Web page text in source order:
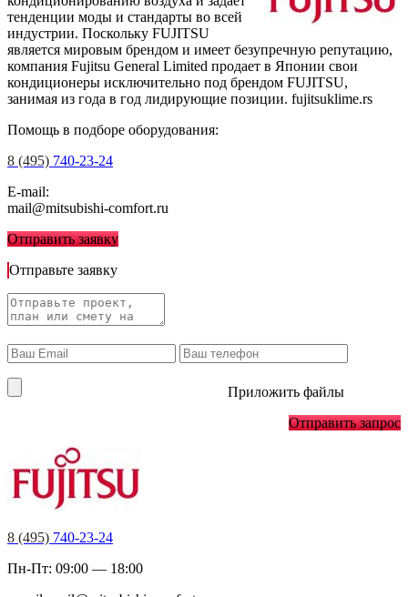
тенденции моды и стандарты во всей
индустрии. Поскольку FUJITSU
является мировым брендом и имеет безупречную репутацию,
компания Fujitsu General Limited продает в Японии свои
кондиционеры исключительно под брендом FUJITSU,
занимая из года в год лидирующие позиции. fujitsuklime.rs
Помощь в подборе оборудования:
8 (495) 740-23-24
E-mail:
mail@mitsubishi-comfort.ru
Отправить заявку
Отправьте заявку
Приложить файлы
Отправить запрос
8 (495) 740-23-24
Пн-Пт: 09:00 — 18:00